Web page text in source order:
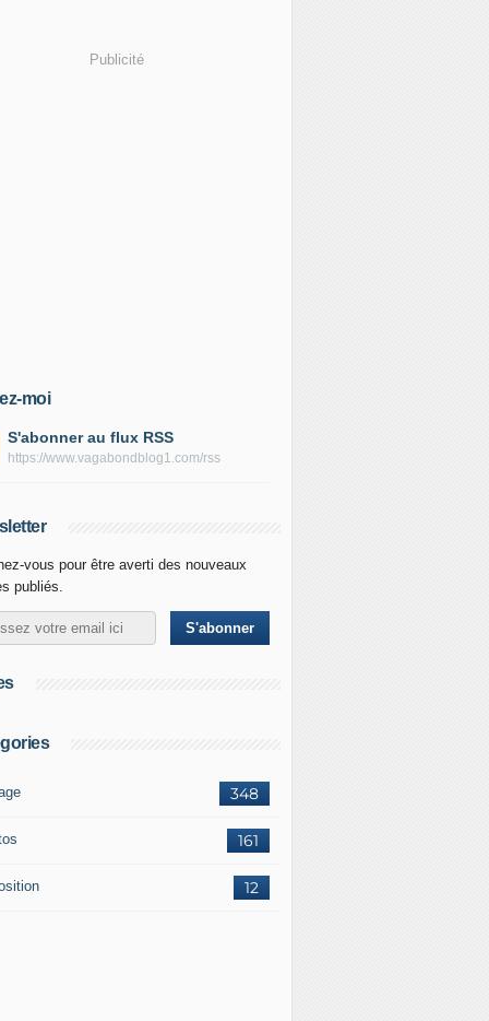
Publicité
moi
S'abonner au flux RSS
https://www.vagabondblog1.com/rss
vous pour être averti des nouveaux
publiés.
348
161
12